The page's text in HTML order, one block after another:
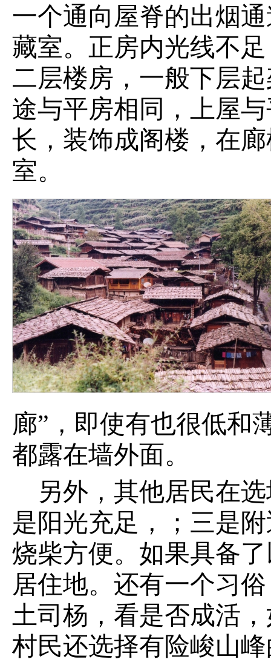
一个通向屋脊的出烟
藏室。正房内光线不
二层楼房，一般下层
途与平房相同，上屋
长，装饰成阁楼，在
室。
廊”，即使有也很低和
都露在墙外面。
另外，其他居民在
是阳光充足，；三是
烧柴方便。如果具备
居住地。还有一个习
土司杨，看是否成活
村民还选择有险峻山